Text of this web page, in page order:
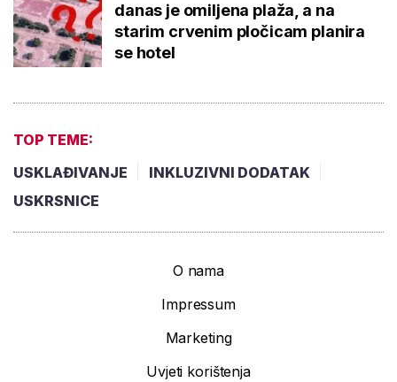
danas je omiljena plaža, a na
starim crvenim pločicam planira
se hotel
TOP TEME:
USKLAĐIVANJE
INKLUZIVNI DODATAK
USKRSNICE
O nama
Impressum
Marketing
Uvjeti korištenja